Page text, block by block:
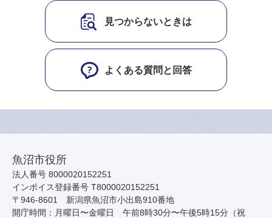
見つからないときは
よくある質問と回答
魚沼市役所
法人番号 8000020152251
インボイス登録番号 T8000020152251
〒946-8601 新潟県魚沼市小出島910番地
開庁時間：月曜日〜金曜日 午前8時30分〜午後5時15分（祝